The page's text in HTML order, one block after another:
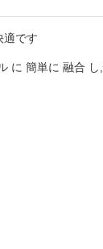
適です
に 簡単に 融合